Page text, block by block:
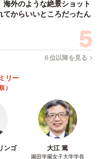
海外のような絶景ショット
てからいいところだったん
６位以降を見る
リー
）
ンゴ 大江 篤
園田学園女子大学学長